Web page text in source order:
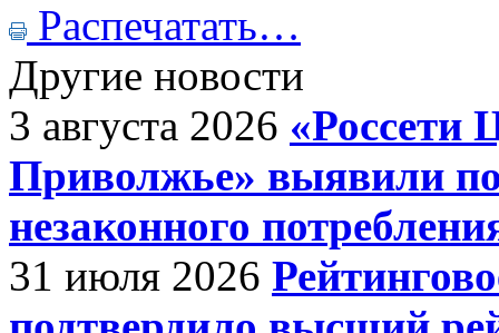
Распечатать…
Другие новости
3 августа 2026 «Россети
Приволжье» выявили
незаконного
31 июля 2026